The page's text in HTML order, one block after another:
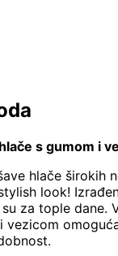
s gumom i
hlače širokih
look!
za tople dane.
vezicom